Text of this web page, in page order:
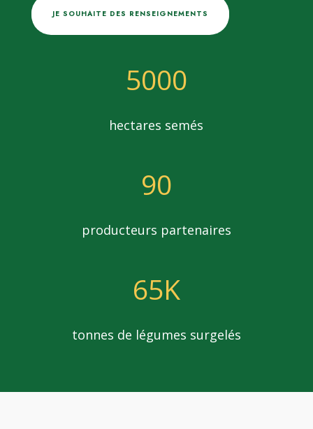
JE SOUHAITE DES RENSEIGNEMENTS
5000
hectares semés
90
producteurs partenaires
65K
tonnes de légumes surgelés